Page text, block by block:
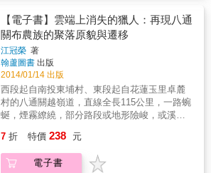
【電子書】雲端上消失的獵人：再現八通
關布農族的聚落原貌與遷移
江冠榮 著
翰蘆圖書 出版
2014/01/14 出版
西段起自南投東埔村、東段起自花蓮玉里卓麓
村的八通關越嶺道，直線全長115公里，一路蜿
蜒，煙霧繚繞，部分路段或地形險峻，或溪水
多為布農族巒社群及郡社群聚落昔時安身立命
之地。隨著時代遷移、政權影響，布農族曾歷
經四次大遷徙，昔日居所橫遭湮滅，人跡罕至
7 折 特價 238 元
電子書